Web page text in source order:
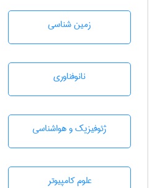
زمين شناسی
نانوفناوری
ژئوفيزيك و هواشناسی
علوم کامپیوتر